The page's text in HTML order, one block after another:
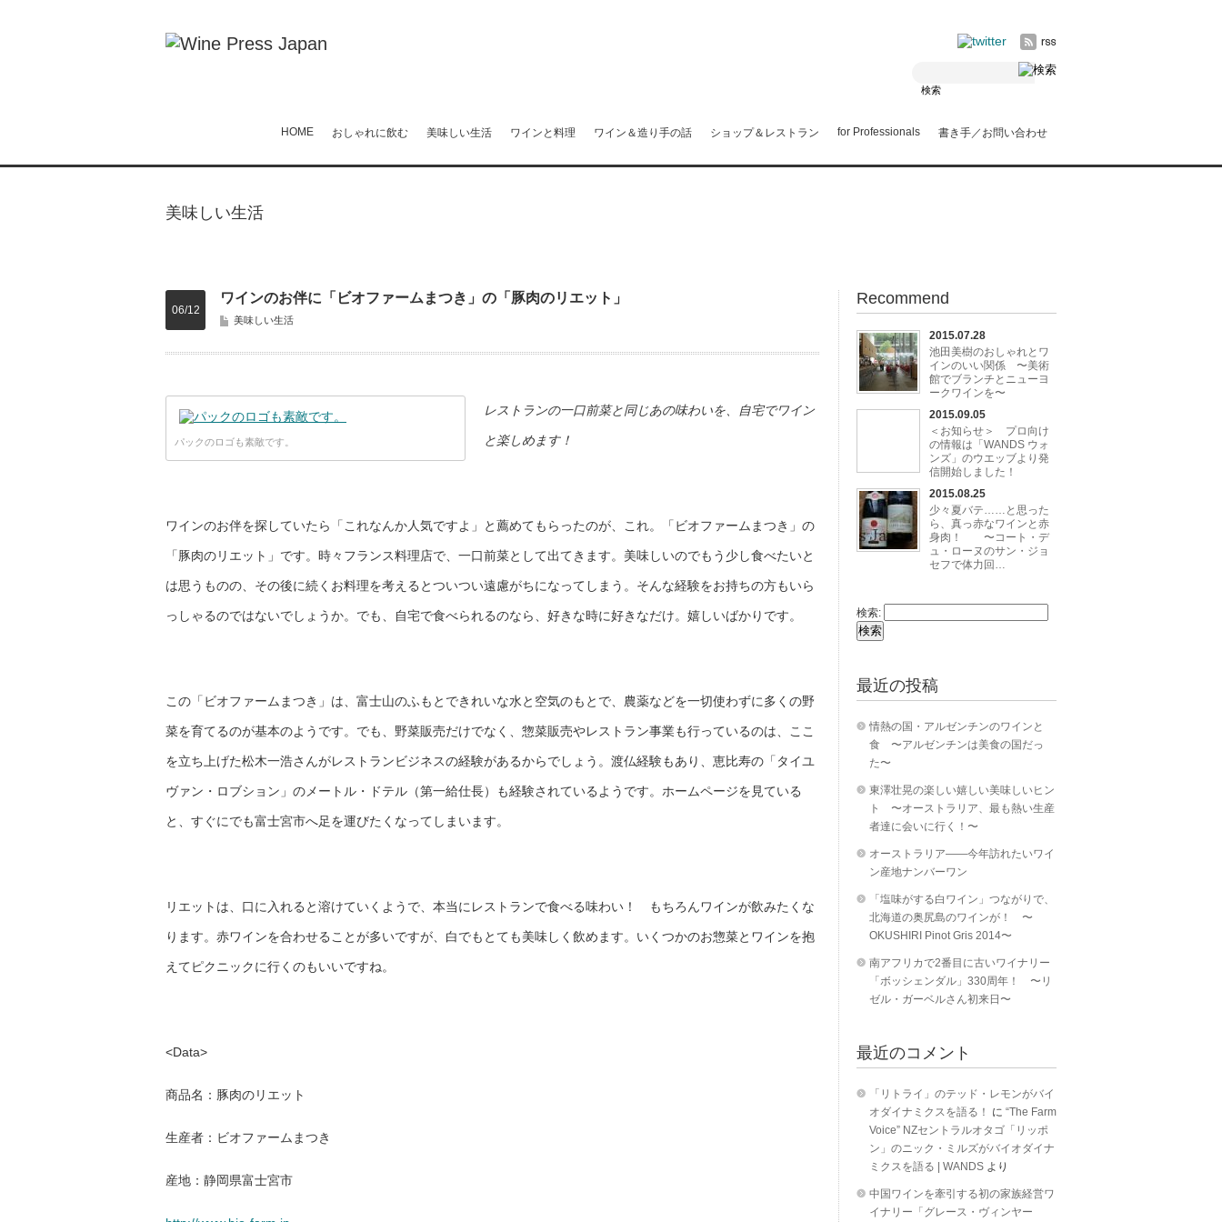
HOME おしゃれに飲む 美味しい生活 ワインと料理 ワイン＆造り手の話 ショップ＆レストラン for Professionals 書き手／お問い合わせ
美味しい生活
ワインのお伴に「ビオファームまつき」の「豚肉のリエット」
美味しい生活
06/12
パックのロゴも素敵です。
レストランの一口前菜と同じあの味わいを、自宅でワイン
と楽しめます！
ワインのお伴を探していたら「これなんか人気ですよ」と薦めてもらったのが、これ。「ビオファームまつき」の
「豚肉のリエット」です。時々フランス料理店で、一口前菜として出てきます。美味しいのでもう少し食べたいと
は思うものの、その後に続くお料理を考えるとついつい遠慮がちになってしまう。そんな経験をお持ちの方もいら
っしゃるのではないでしょうか。でも、自宅で食べられるのなら、好きな時に好きなだけ。嬉しいばかりです。
この「ビオファームまつき」は、富士山のふもとできれいな水と空気のもとで、農薬などを一切使わずに多くの野
菜を育てるのが基本のようです。でも、野菜販売だけでなく、惣菜販売やレストラン事業も行っているのは、ここ
を立ち上げた松木一浩さんがレストランビジネスの経験があるからでしょう。渡仏経験もあり、恵比寿の「タイユ
ヴァン・ロブション」のメートル・ドテル（第一給仕長）も経験されているようです。ホームページを見ている
と、すぐにでも富士宮市へ足を運びたくなってしまいます。
リエットは、口に入れると溶けていくようで、本当にレストランで食べる味わい！ もちろんワインが飲みたくな
ります。赤ワインを合わせることが多いですが、白でもとても美味しく飲めます。いくつかのお惣菜とワインを抱
えてピクニックに行くのもいいですね。
<Data>
商品名：豚肉のリエット
生産者：ビオファームまつき
産地：静岡県富士宮市
Recommend
2015.07.28
池田美樹のおしゃれとワ
インのいい関係 〜美術
館でブランチとニューヨ
ークワインを〜
2015.09.05
＜お知らせ＞ プロ向け
の情報は「WANDS ウォ
ンズ」のウエッブより発
信開始しました！
2015.08.25
少々夏バテ……と思った
ら、真っ赤なワインと赤
身肉！ 〜コート・デ
ュ・ローヌのサン・ジョ
セフで体力回…
検索:
最近の投稿
情熱の国・アルゼンチンのワインと
食 〜アルゼンチンは美食の国だっ
た〜
東澤壮晃の楽しい嬉しい美味しいヒン
ト 〜オーストラリア、最も熱い生産
者達に会いに行く！〜
オーストラリア――今年訪れたいワイ
ン産地ナンバーワン
「塩味がする白ワイン」つながりで、
北海道の奥尻島のワインが！ 〜
OKUSHIRI Pinot Gris 2014〜
南アフリカで2番目に古いワイナリー
「ボッシェンダル」330周年！ 〜リ
ゼル・ガーベルさん初来日〜
最近のコメント
「リトライ」のテッド・レモンがバイ
オダイナミクスを語る！
に “The Farm
Voice” NZセントラルオタゴ「リッポ
ン」のニック・ミルズがバイオダイナ
ミクスを語る | WANDS より
中国ワインを牽引する初の家族経営ワ
イナリー「グレース・ヴィンヤー